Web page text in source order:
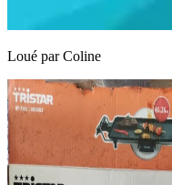
Loué parColine